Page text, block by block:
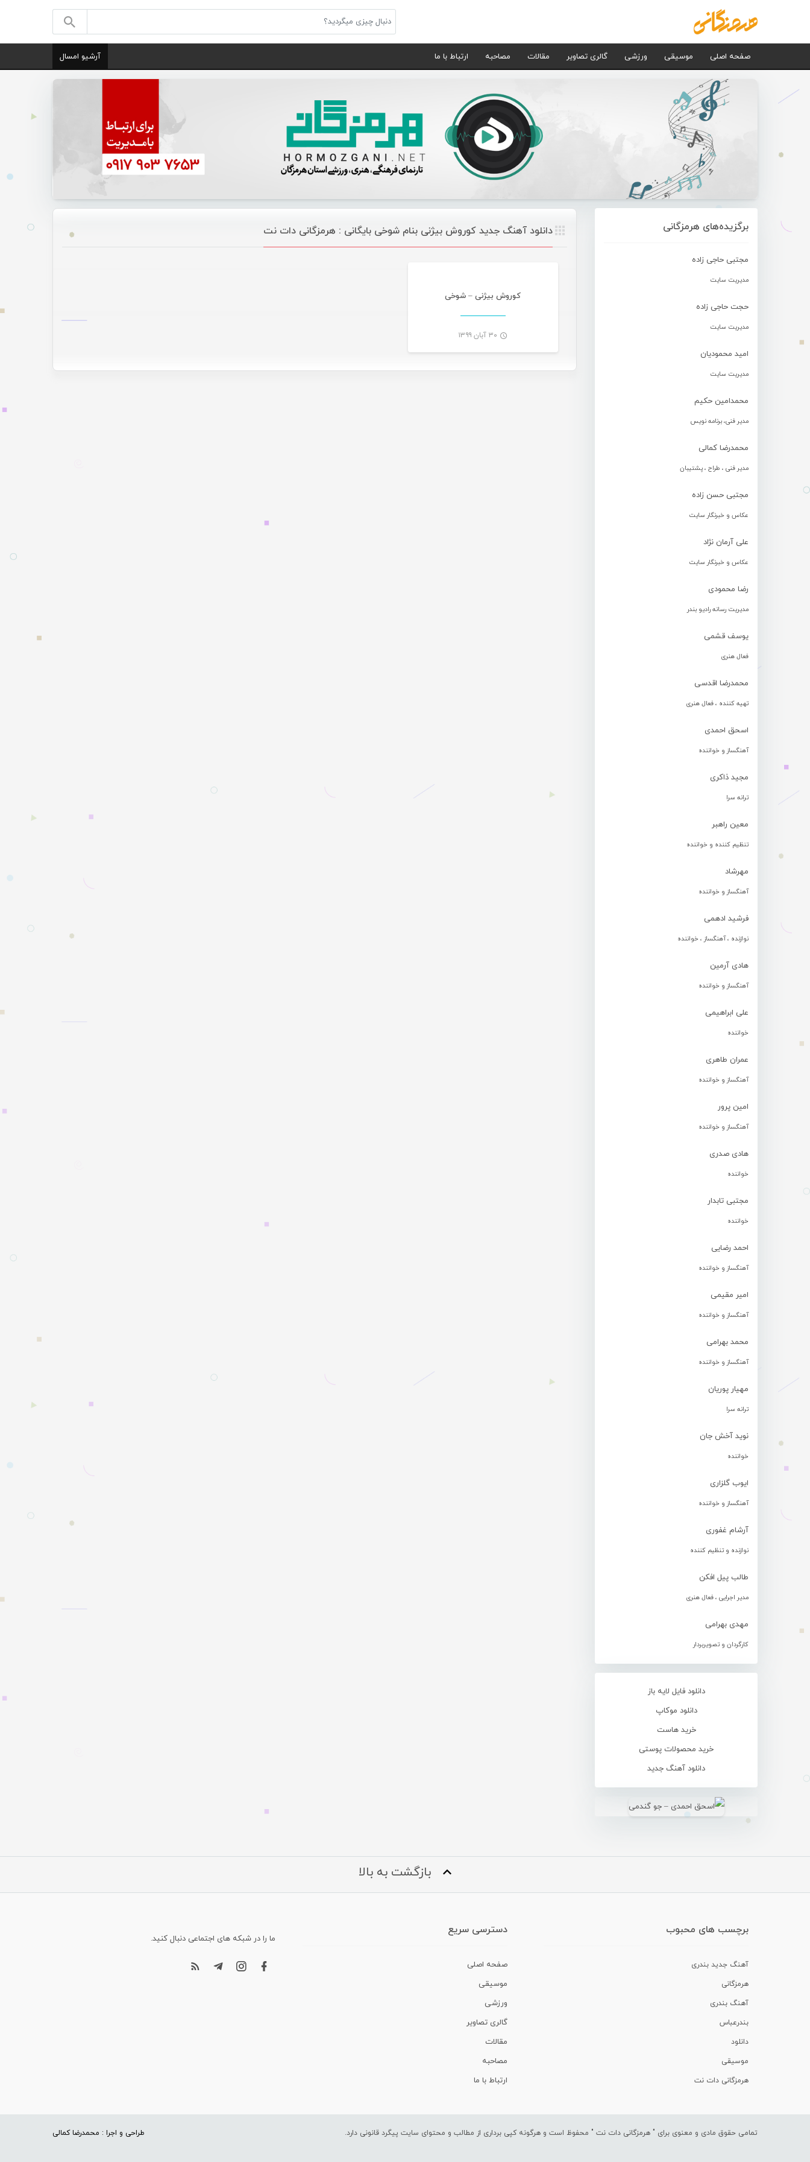
صفحه اصلی موسیقی ورزشی گالری تصاویر مقالات مصاحبه ارتباط با ما آرشیو امسال
برگزیده‌های هرمزگانی
مجتبی حاجی زاده
مدیریت سایت
حجت حاجی زاده
مدیریت سایت
امید محمودیان
مدیریت سایت
محمدامین حکیم
مدیر فنی، برنامه نویس
محمدرضا کمالی
مدیر فنی ، طراح ، پشتیبان
مجتبی حسن زاده
عکاس و خبرنگار سایت
علی آرمان نژاد
عکاس و خبرنگار سایت
رضا محمودی
مدیریت رسانه رادیو بندر
یوسف قشمی
فعال هنری
محمدرضا اقدسی
تهیه کننده ، فعال هنری
اسحق احمدی
آهنگساز و خواننده
مجید ذاکری
ترانه سرا
معین راهبر
تنظیم کننده و خواننده
مهرشاد
آهنگساز و خواننده
فرشید ادهمی
نوازنده ، آهنگساز ، خواننده
هادی آرمین
آهنگساز و خواننده
علی ابراهیمی
خواننده
عمران طاهری
آهنگساز و خواننده
امین پرور
آهنگساز و خواننده
هادی صدری
خواننده
مجتبی تابدار
خواننده
احمد رضایی
آهنگساز و خواننده
امیر مقیمی
آهنگساز و خواننده
محمد بهرامی
آهنگساز و خواننده
مهیار پوریان
ترانه سرا
نوید آخش جان
خواننده
ایوب گلزاری
آهنگساز و خواننده
آرشام غفوری
نوازنده و تنظیم کننده
طالب پیل افکن
مدیر اجرایی ، فعال هنری
مهدی بهرامی
کارگردان و تصویربردار
دانلود فایل لایه باز
دانلود موکاپ
خرید هاست
خرید محصولات پوستی
دانلود آهنگ جدید
دانلود آهنگ جدید کوروش بیژنی بنام شوخی بایگانی : هرمزگانی دات نت
کوروش بیژنی – شوخی
۳۰ آبان ۱۳۹۹
بازگشت به بالا
برچسب های محبوب
آهنگ جدید بندری
هرمزگانی
آهنگ بندری
بندرعباس
دانلود
موسیقی
هرمزگانی دات نت
دسترسی سریع
صفحه اصلی
موسیقی
ورزشی
گالری تصاویر
مقالات
مصاحبه
ارتباط با ما
ما را در شبکه های اجتماعی دنبال کنید.
تمامی حقوق مادی و معنوی برای " هرمزگانی دات نت " محفوظ است و هرگونه کپی برداری از مطالب و محتوای سایت پیگرد قانونی دارد. طراحی و اجرا : محمدرضا کمالی